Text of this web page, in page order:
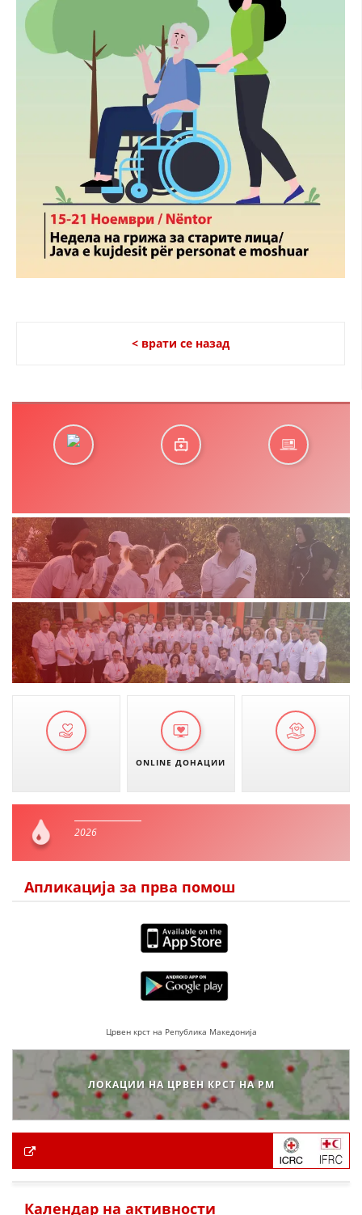
ПОСТЕРИ
ПРЕЗЕНТАЦИИ
< врати се назад
ONLINE ДОНАЦИИ
2026
Апликација за прва помош
Црвен крст на Република Македонија
ЛОКАЦИИ НА ЦРВЕН КРСТ НА РМ
Календар на активности